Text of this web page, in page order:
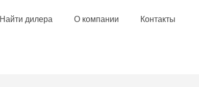
Найти дилера О компании Контакты